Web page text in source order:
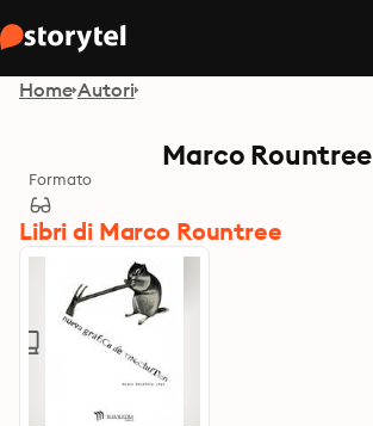
Home Autori
Marco Rountree
Formato
Libri di Marco Rountree